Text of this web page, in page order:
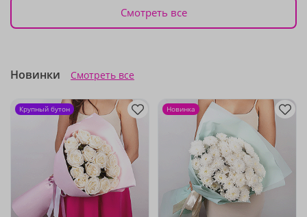
Смотреть все
Новинки Смотреть все
Крупный бутон Новинка